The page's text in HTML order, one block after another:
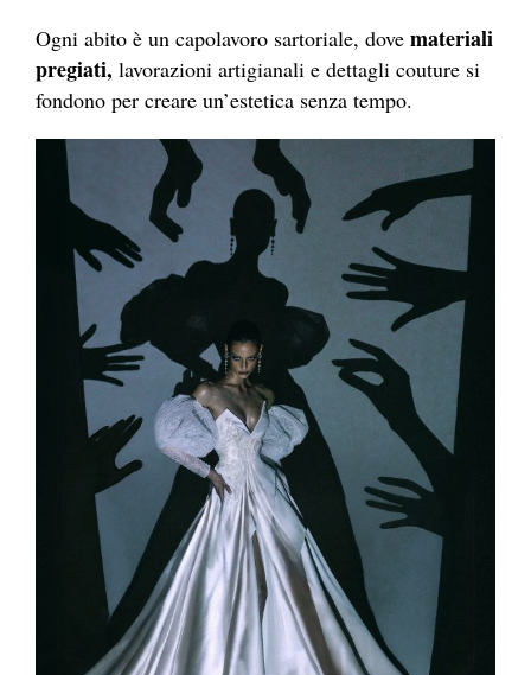
Ogni abito è un capolavoro sartoriale, dove materiali
pregiati, lavorazioni artigianali e dettagli couture si
fondono per creare un’estetica senza tempo.